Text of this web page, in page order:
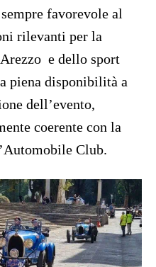
favorevole al
rilevanti per la
e dello sport
piena disponibilità a
dell’evento,
coerente con la
Club.